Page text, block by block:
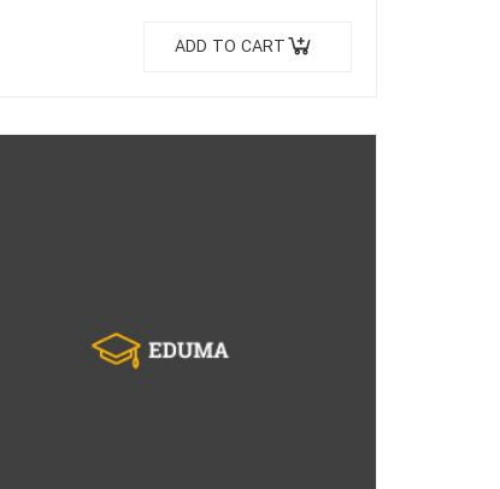
amet, ante. Donec eu libero sit amet…
ADD TO CART